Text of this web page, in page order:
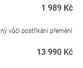
1 989 Kč
vůči postříkání přemění
13 990 Kč